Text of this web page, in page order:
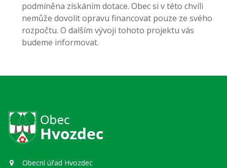
podmíněna získáním dotace. Obec si v této chvíli
nemůže dovolit opravu financovat pouze ze svého
rozpočtu. O dalším vývoji tohoto projektu vás
budeme informovat.
Obecní úřad Hvozdec